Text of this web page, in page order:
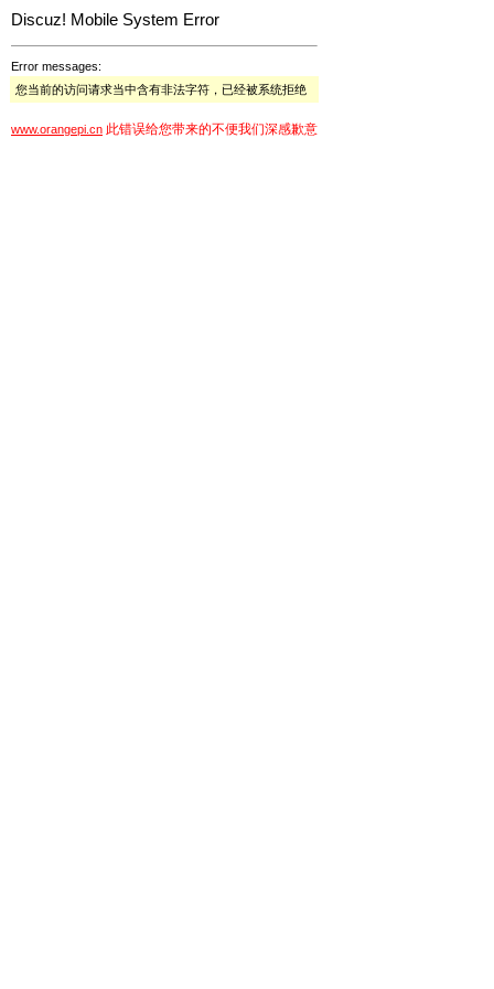
Discuz! Mobile System Error
Error messages:
您当前的访问请求当中含有非法字符，已经被系统拒绝
www.orangepi.cn 此错误给您带来的不便我们深感歉意